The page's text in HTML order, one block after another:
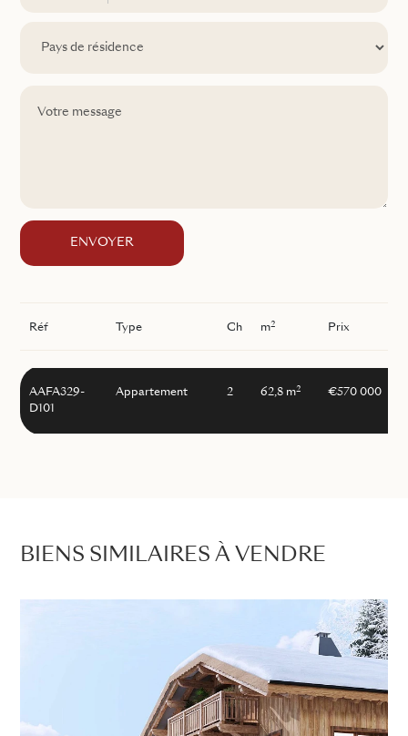
ENVOYER
Réf Type Ch m2 Prix
AAFA329-
D101
Appartement 2 62,8 m2 €570 000
BIENS SIMILAIRES À VENDRE